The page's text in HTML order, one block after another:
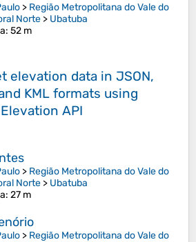
> Região Metropolitana do Vale do
Norte > Ubatuba
: 52 m
elevation data in JSON,
KML formats using
Elevation API
> Região Metropolitana do Vale do
Norte > Ubatuba
: 27 m
> Região Metropolitana do Vale do